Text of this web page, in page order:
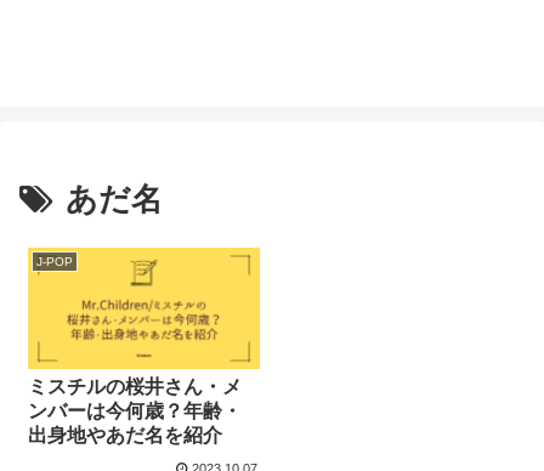
あだ名
J-POP
ミスチルの桜井さん・メ
ンバーは今何歳？年齢・
出身地やあだ名を紹介